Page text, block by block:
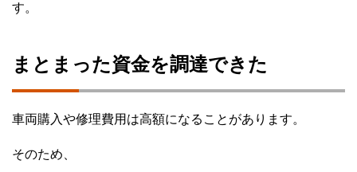
す。
まとまった資金を調達できた
車両購入や修理費用は高額になることがあります。
そのため、